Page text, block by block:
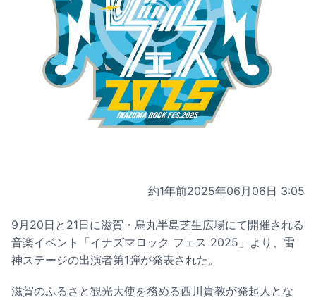
約1年前2025年06月06日 3:05
9月20日と21日に滋賀・烏丸半島芝生広場にて開催される
音楽イベント「イナズマロック フェス 2025」より、雷
神ステージの出演者第1弾が発表された。
滋賀のふるさと観光大使を務める西川貴教が発起人とな